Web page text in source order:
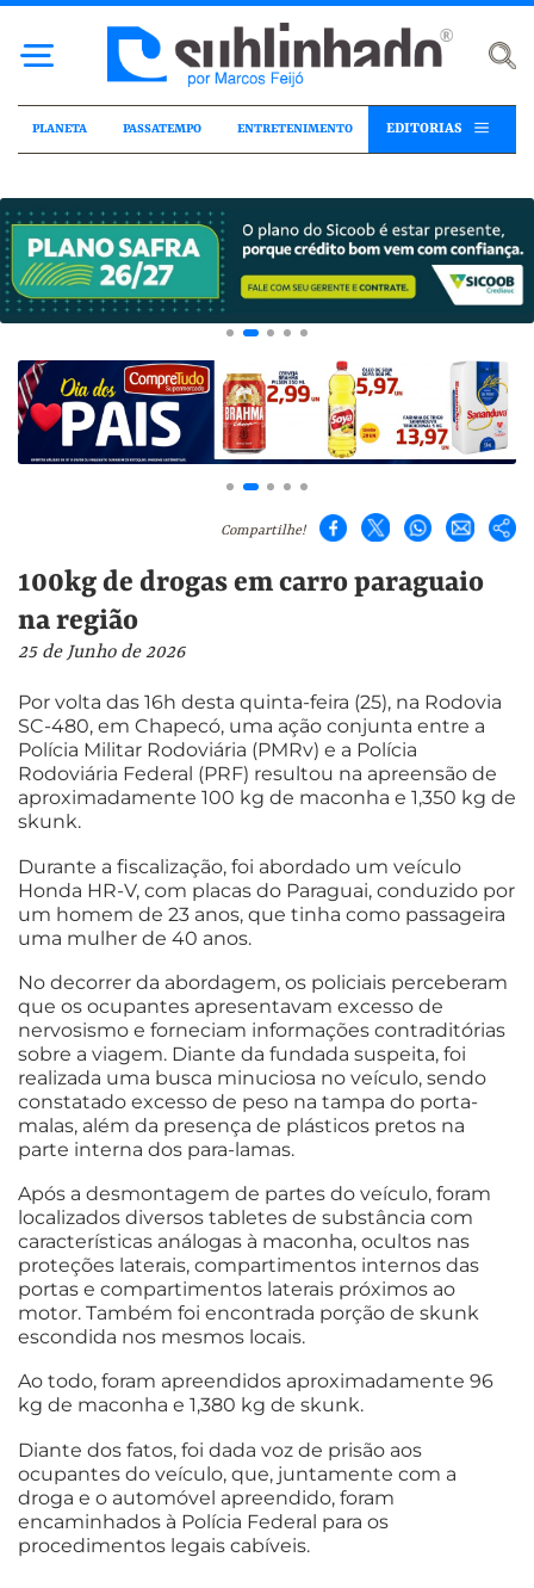
PLANETA PASSATEMPO ENTRETENIMENTO EDITORIAS
Compartilhe!
100kg de drogas em carro paraguaio
na região
25 de Junho de 2026
Por volta das 16h desta quinta-feira (25), na Rodovia
SC-480, em Chapecó, uma ação conjunta entre a
Polícia Militar Rodoviária (PMRv) e a Polícia
Rodoviária Federal (PRF) resultou na apreensão de
aproximadamente 100 kg de maconha e 1,350 kg de
skunk.
Durante a fiscalização, foi abordado um veículo
Honda HR-V, com placas do Paraguai, conduzido por
um homem de 23 anos, que tinha como passageira
uma mulher de 40 anos.
No decorrer da abordagem, os policiais perceberam
que os ocupantes apresentavam excesso de
nervosismo e forneciam informações contraditórias
sobre a viagem. Diante da fundada suspeita, foi
realizada uma busca minuciosa no veículo, sendo
constatado excesso de peso na tampa do porta-
malas, além da presença de plásticos pretos na
parte interna dos para-lamas.
Após a desmontagem de partes do veículo, foram
localizados diversos tabletes de substância com
características análogas à maconha, ocultos nas
proteções laterais, compartimentos internos das
portas e compartimentos laterais próximos ao
motor. Também foi encontrada porção de skunk
escondida nos mesmos locais.
Ao todo, foram apreendidos aproximadamente 96
kg de maconha e 1,380 kg de skunk.
Diante dos fatos, foi dada voz de prisão aos
ocupantes do veículo, que, juntamente com a
droga e o automóvel apreendido, foram
encaminhados à Polícia Federal para os
procedimentos legais cabíveis.